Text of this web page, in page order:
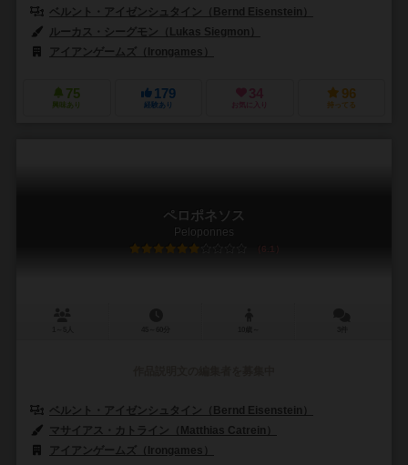
ベルント・アイゼンシュタイン（Bernd Eisenstein）
ルーカス・シーグモン（Lukas Siegmon）
アイアンゲームズ（Irongames）
75
興味あり
179
経験あり
34
お気に入り
96
持ってる
ペロポネソス
Peloponnes
6.1
ベルント・アイゼンシュタイン（Bernd Eisenstein）
マサイアス・カトライン（Matthias Catrein）
アイアンゲームズ（Irongames）